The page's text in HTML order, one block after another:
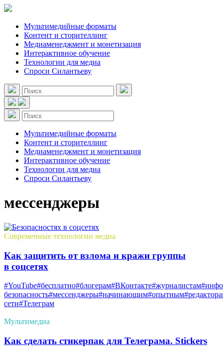
Мультимедийные форматы
Контент и сторителлинг
Медиаменеджмент и монетизация
Интерактивное обучение
Технологии для медиа
Спроси Силантьеву
Мультимедийные форматы
Контент и сторителлинг
Медиаменеджмент и монетизация
Интерактивное обучение
Технологии для медиа
Спроси Силантьеву
мессенджеры
Современные технологии медиа
Как защитить от взлома и кражи группы
в соцсетях
#YouTube#бесплатно#блогерам#ВКонтакте#журналистам
безопасность#мессенджеры#начинающим#опытным
сети#Телеграм
Мультимедиа
Как сделать стикерпак для Телеграма. Stickers